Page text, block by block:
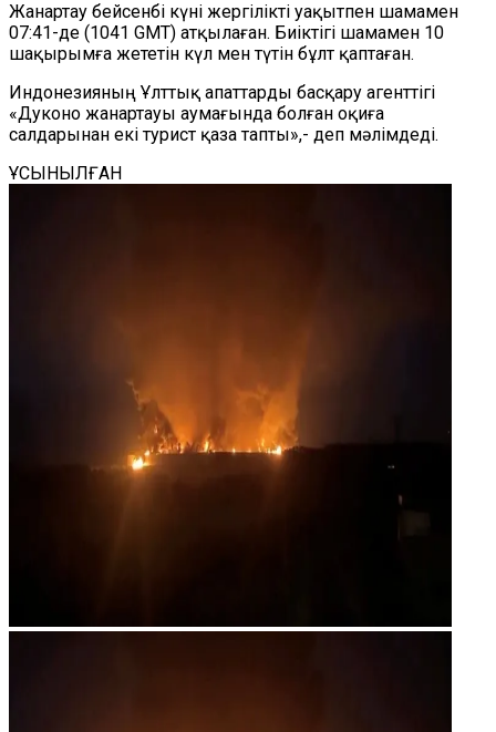
Жанартау бейсенбі күні жергілікті уақытпен шамамен
07:41-де (1041 GMT) атқылаған. Биіктігі шамамен 10
шақырымға жететін күл мен түтін бұлт қаптаған.
Индонезияның Ұлттық апаттарды басқару агенттігі
«Дуконо жанартауы аумағында болған оқиға
салдарынан екі турист қаза тапты»,- деп мәлімдеді.
ҰСЫНЫЛҒАН